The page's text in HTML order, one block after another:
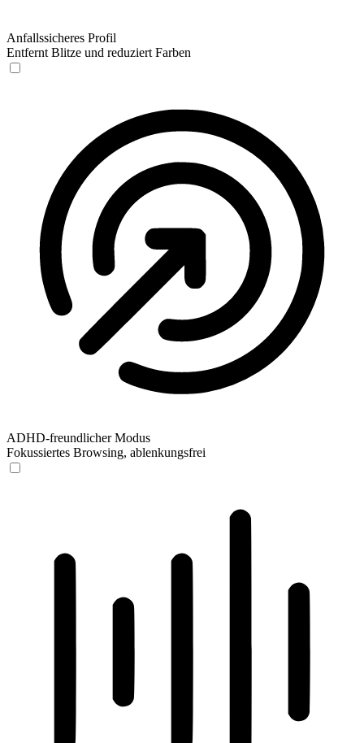
Anfallssicheres Profil
Entfernt Blitze und reduziert Farben
ADHD-freundlicher Modus
Fokussiertes Browsing, ablenkungsfrei